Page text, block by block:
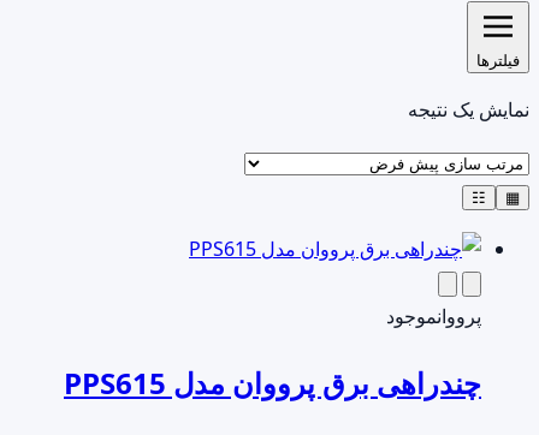
فیلترها
نمایش یک نتیجه
▦
☷
پرووانموجود
چندراهی برق پرووان مدل PPS615